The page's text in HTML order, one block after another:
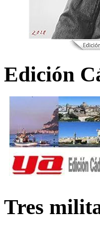
Edición
Tres